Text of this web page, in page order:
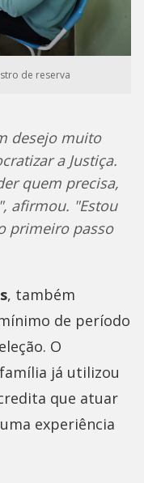
de reserva
desejo muito
a Justiça.
quem precisa,
afirmou. "Estou
primeiro passo
, também
de período
O
já utilizou
que atuar
experiência